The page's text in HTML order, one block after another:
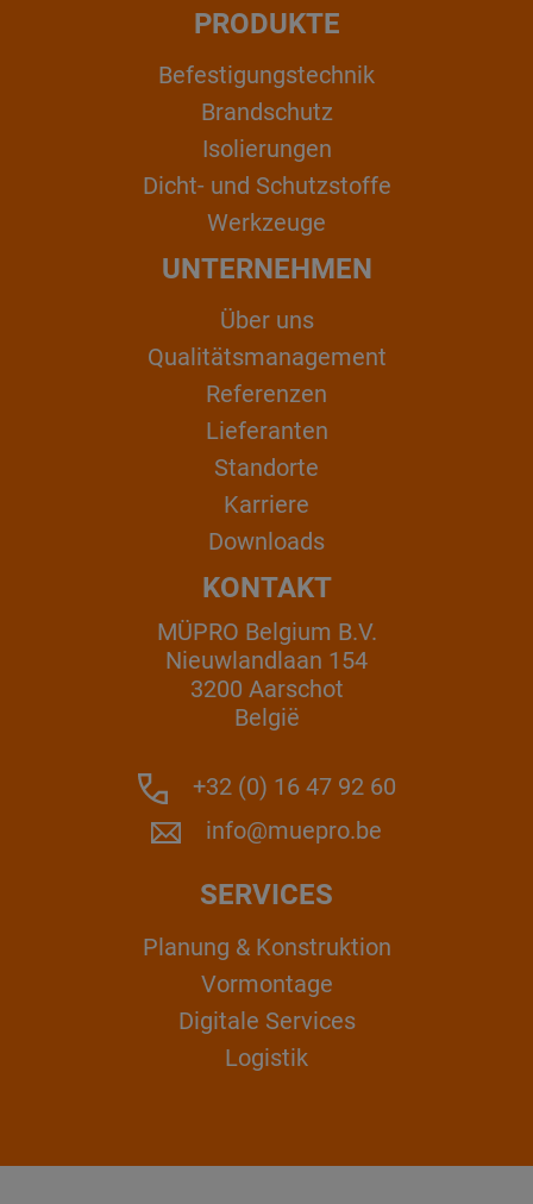
PRODUKTE
Befestigungstechnik
Brandschutz
Isolierungen
Dicht- und Schutzstoffe
Werkzeuge
UNTERNEHMEN
Über uns
Qualitätsmanagement
Referenzen
Lieferanten
Standorte
Karriere
Downloads
KONTAKT
MÜPRO Belgium B.V.
Nieuwlandlaan 154
3200 Aarschot
België
+32 (0) 16 47 92 60
info@muepro.be
SERVICES
Planung & Konstruktion
Vormontage
Digitale Services
Logistik